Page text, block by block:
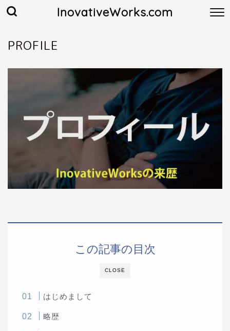
InovativeWorks.com
PROFILE
CLOSE
この記事の目次
はじめまして
略歴